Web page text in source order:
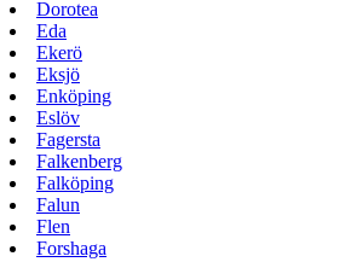
Dorotea
Eda
Ekerö
Eksjö
Enköping
Eslöv
Fagersta
Falkenberg
Falköping
Falun
Flen
Forshaga